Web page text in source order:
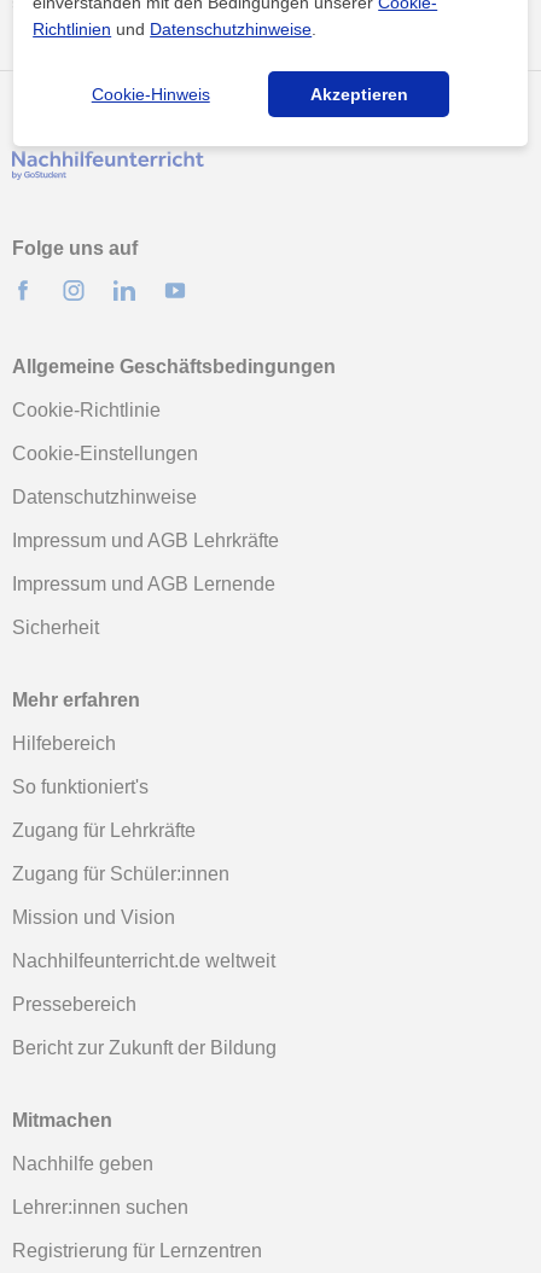
studienkreis nachhilfe langen/hessen
Folge uns auf
Allgemeine Geschäftsbedingungen
Cookie-Richtlinie
Cookie-Einstellungen
Datenschutzhinweise
Impressum und AGB Lehrkräfte
Impressum und AGB Lernende
Sicherheit
Mehr erfahren
Hilfebereich
So funktioniert's
Zugang für Lehrkräfte
Zugang für Schüler:innen
Mission und Vision
Nachhilfeunterricht.de weltweit
Pressebereich
Bericht zur Zukunft der Bildung
Mitmachen
Nachhilfe geben
Lehrer:innen suchen
Registrierung für Lernzentren
Richtlinien und Datenschutzhinweise
Cookie-Hinweis Akzeptieren